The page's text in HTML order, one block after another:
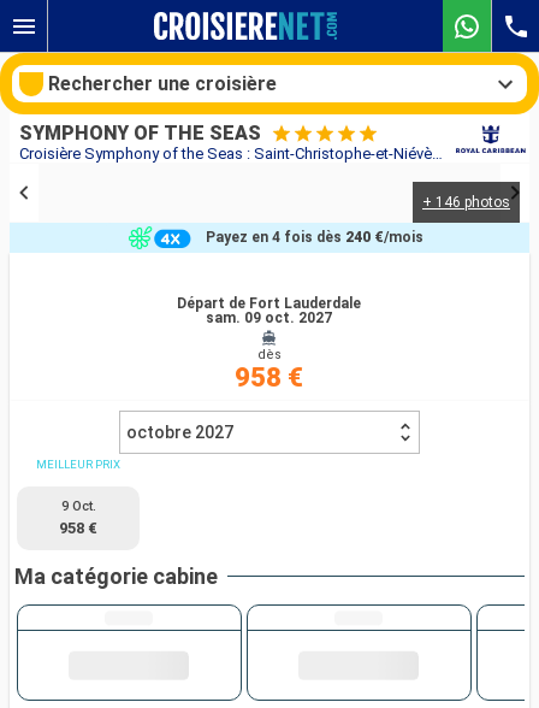
Croisière Symphony of the Seas : Saint-Christophe-et-Niévès, Saint-Martin, Bahamas, États-Unis au départ de Fort Lauderdale
SYMPHONY OF THE SEAS
+ 146 photos
Départ de Fort Lauderdale
sam. 09 oct. 2027
dès
958 €
Payez en 4 fois dès 240 €/mois
octobre 2027
MEILLEUR PRIX
9 Oct.
958 €
Ma catégorie cabine
Rechercher une croisière
Compagnies
Rechercher